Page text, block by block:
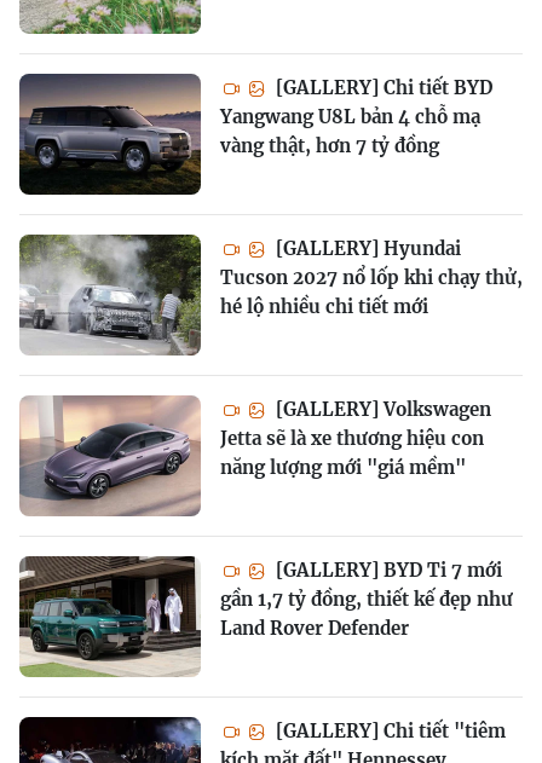
[GALLERY] Chi tiết BYD
Yangwang U8L bản 4 chỗ mạ
vàng thật, hơn 7 tỷ đồng
[GALLERY] Hyundai
Tucson 2027 nổ lốp khi chạy thử,
hé lộ nhiều chi tiết mới
[GALLERY] Volkswagen
Jetta sẽ là xe thương hiệu con
năng lượng mới "giá mềm"
[GALLERY] BYD Ti 7 mới
gần 1,7 tỷ đồng, thiết kế đẹp như
Land Rover Defender
[GALLERY] Chi tiết "tiêm